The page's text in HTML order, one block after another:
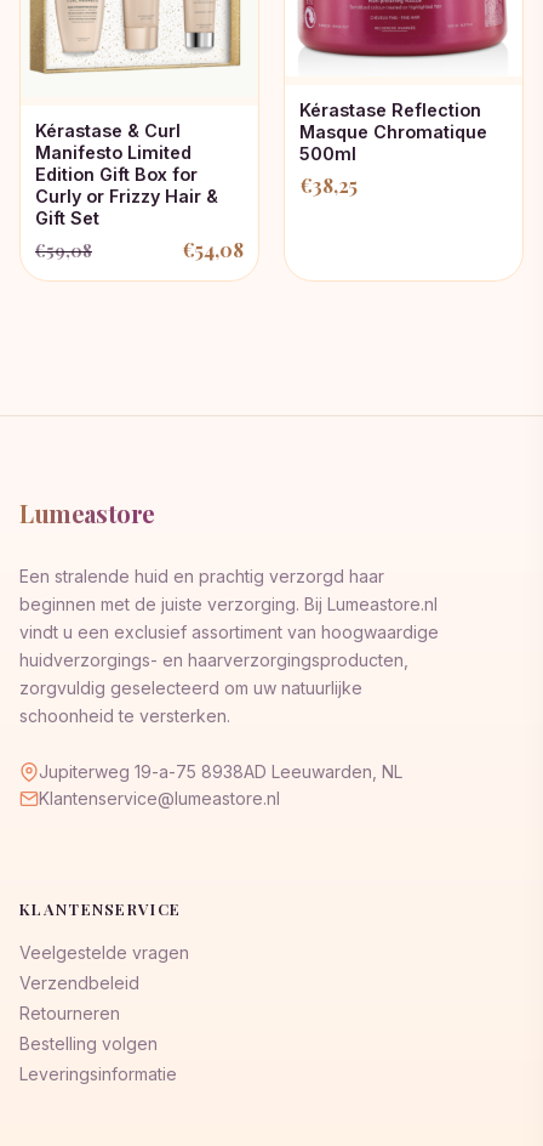
Kérastase & Curl
Manifesto Limited
Edition Gift Box for
Curly or Frizzy Hair &
Gift Set
€59,08
Oorspronkelijke
€54,08
Huidige
Kérastase Reflection
Masque Chromatique
500ml
€38,25
Lumeastore
Een stralende huid en prachtig verzorgd haar
beginnen met de juiste verzorging. Bij Lumeastore.nl
vindt u een exclusief assortiment van hoogwaardige
huidverzorgings- en haarverzorgingsproducten,
zorgvuldig geselecteerd om uw natuurlijke
schoonheid te versterken.
Jupiterweg 19-a-75 8938AD Leeuwarden, NL
Klantenservice@lumeastore.nl
KLANTENSERVICE
Veelgestelde vragen
Verzendbeleid
Retourneren
Bestelling volgen
Leveringsinformatie